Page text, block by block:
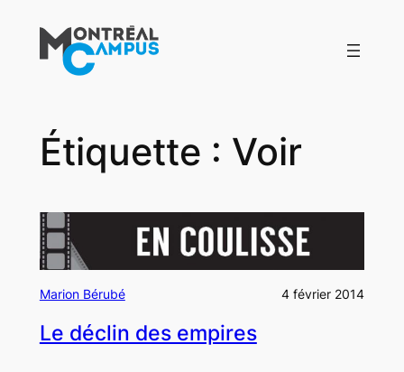
contenu
Étiquette : Voir
Marion Bérubé 4 février 2014
Le déclin des empires